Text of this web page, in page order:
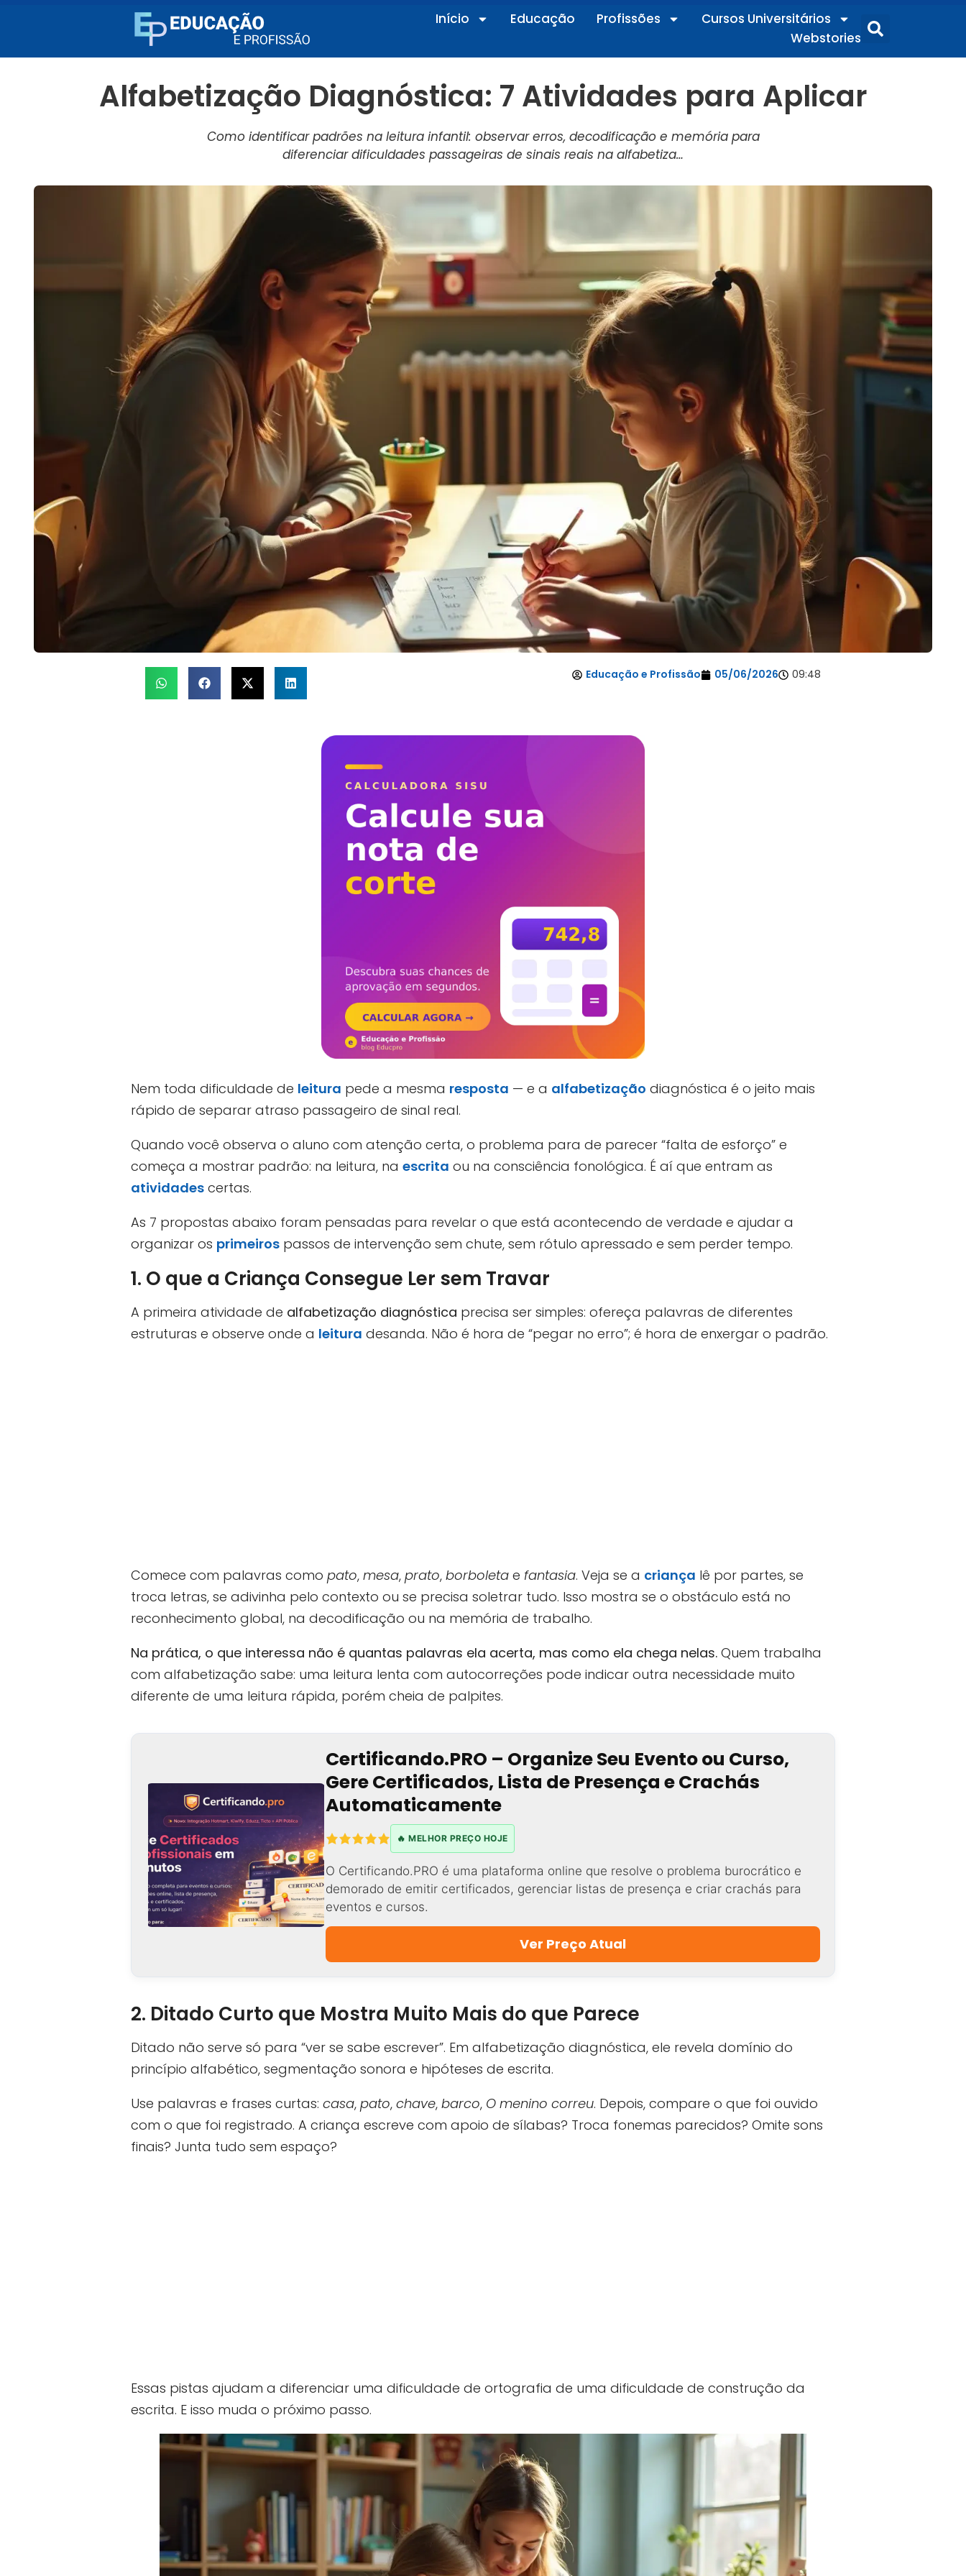
Início Educação Profissões
Cursos Universitários
Webstories
Alfabetização Diagnóstica: 7 Atividades para Aplicar
Como identificar padrões na leitura infantil: observar erros, decodificação e memória para
diferenciar dificuldades passageiras de sinais reais na alfabetiza…
Educação e Profissão 05/06/2026 09:48
Nem toda dificuldade de leitura pede a mesma resposta — e a alfabetização diagnóstica é o jeito mais
rápido de separar atraso passageiro de sinal real.
Quando você observa o aluno com atenção certa, o problema para de parecer “falta de esforço” e
começa a mostrar padrão: na leitura, na escrita ou na consciência fonológica. É aí que entram as
atividades certas.
As 7 propostas abaixo foram pensadas para revelar o que está acontecendo de verdade e ajudar a
organizar os primeiros passos de intervenção sem chute, sem rótulo apressado e sem perder tempo.
1. O que a Criança Consegue Ler sem Travar
A primeira atividade de alfabetização diagnóstica precisa ser simples: ofereça palavras de diferentes
estruturas e observe onde a leitura desanda. Não é hora de “pegar no erro”; é hora de enxergar o padrão.
Comece com palavras como pato, mesa, prato, borboleta e fantasia. Veja se a criança lê por partes, se
troca letras, se adivinha pelo contexto ou se precisa soletrar tudo. Isso mostra se o obstáculo está no
reconhecimento global, na decodificação ou na memória de trabalho.
Na prática, o que interessa não é quantas palavras ela acerta, mas como ela chega nelas. Quem trabalha
com alfabetização sabe: uma leitura lenta com autocorreções pode indicar outra necessidade muito
diferente de uma leitura rápida, porém cheia de palpites.
Certificando.PRO – Organize Seu Evento ou Curso,
Gere Certificados, Lista de Presença e Crachás
Automaticamente
🔥 MELHOR PREÇO HOJE
O Certificando.PRO é uma plataforma online que resolve o problema burocrático e
demorado de emitir certificados, gerenciar listas de presença e criar crachás para
eventos e cursos.
Ver Preço Atual
2. Ditado Curto que Mostra Muito Mais do que Parece
Ditado não serve só para “ver se sabe escrever”. Em alfabetização diagnóstica, ele revela domínio do
princípio alfabético, segmentação sonora e hipóteses de escrita.
Use palavras e frases curtas: casa, pato, chave, barco, O menino correu. Depois, compare o que foi ouvido
com o que foi registrado. A criança escreve com apoio de sílabas? Troca fonemas parecidos? Omite sons
finais? Junta tudo sem espaço?
Essas pistas ajudam a diferenciar uma dificuldade de ortografia de uma dificuldade de construção da
escrita. E isso muda o próximo passo.